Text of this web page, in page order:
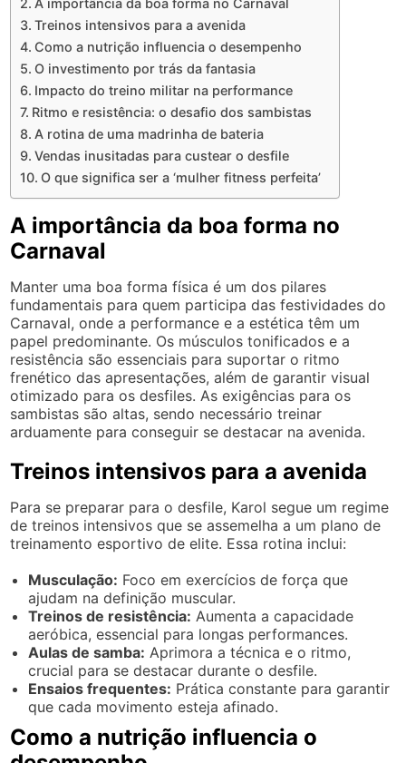
A importância da boa forma no Carnaval
Treinos intensivos para a avenida
Como a nutrição influencia o desempenho
O investimento por trás da fantasia
Impacto do treino militar na performance
Ritmo e resistência: o desafio dos sambistas
A rotina de uma madrinha de bateria
Vendas inusitadas para custear o desfile
O que significa ser a ‘mulher fitness perfeita’
A importância da boa forma no
Carnaval
Manter uma boa forma física é um dos pilares
fundamentais para quem participa das festividades do
Carnaval, onde a performance e a estética têm um
papel predominante. Os músculos tonificados e a
resistência são essenciais para suportar o ritmo
frenético das apresentações, além de garantir visual
otimizado para os desfiles. As exigências para os
sambistas são altas, sendo necessário treinar
arduamente para conseguir se destacar na avenida.
Treinos intensivos para a avenida
Para se preparar para o desfile, Karol segue um regime
de treinos intensivos que se assemelha a um plano de
treinamento esportivo de elite. Essa rotina inclui:
Musculação: Foco em exercícios de força que
ajudam na definição muscular.
Treinos de resistência: Aumenta a capacidade
aeróbica, essencial para longas performances.
Aulas de samba: Aprimora a técnica e o ritmo,
crucial para se destacar durante o desfile.
Ensaios frequentes: Prática constante para garantir
que cada movimento esteja afinado.
Como a nutrição influencia o